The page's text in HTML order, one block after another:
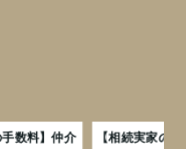
【相続実家の買取】登記義務